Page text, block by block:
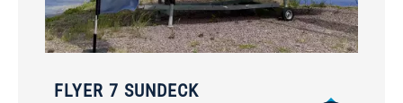
FLYER 7 SUNDECK